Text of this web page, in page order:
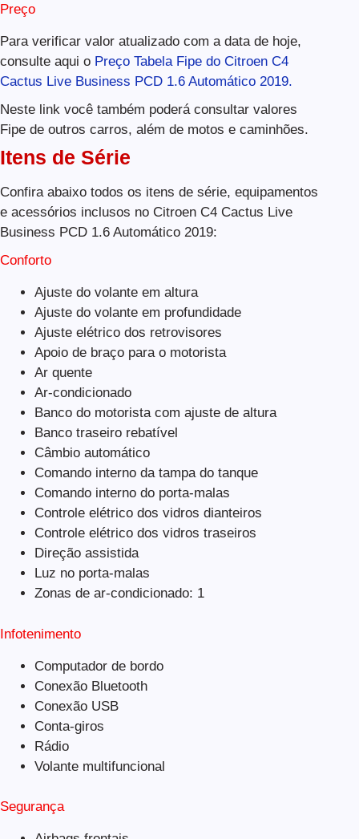
Preço
Para verificar valor atualizado com a data de hoje,
consulte aqui o Preço Tabela Fipe do Citroen C4
Cactus Live Business PCD 1.6 Automático 2019.
Neste link você também poderá consultar valores
Fipe de outros carros, além de motos e caminhões.
Itens de Série
Confira abaixo todos os itens de série, equipamentos
e acessórios inclusos no Citroen C4 Cactus Live
Business PCD 1.6 Automático 2019:
Conforto
Ajuste do volante em altura
Ajuste do volante em profundidade
Ajuste elétrico dos retrovisores
Apoio de braço para o motorista
Ar quente
Ar-condicionado
Banco do motorista com ajuste de altura
Banco traseiro rebatível
Câmbio automático
Comando interno da tampa do tanque
Comando interno do porta-malas
Controle elétrico dos vidros dianteiros
Controle elétrico dos vidros traseiros
Direção assistida
Luz no porta-malas
Zonas de ar-condicionado: 1
Infotenimento
Computador de bordo
Conexão Bluetooth
Conexão USB
Conta-giros
Rádio
Volante multifuncional
Segurança